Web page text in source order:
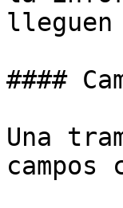
####
Una
campos